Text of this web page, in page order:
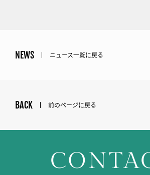
NEWS ニュース一覧に戻る
BACK 前のページに戻る